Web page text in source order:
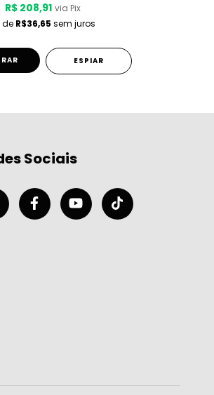
R$ 208,91 via Pix
de R$36,65 sem juros
ESPIAR
Sociais